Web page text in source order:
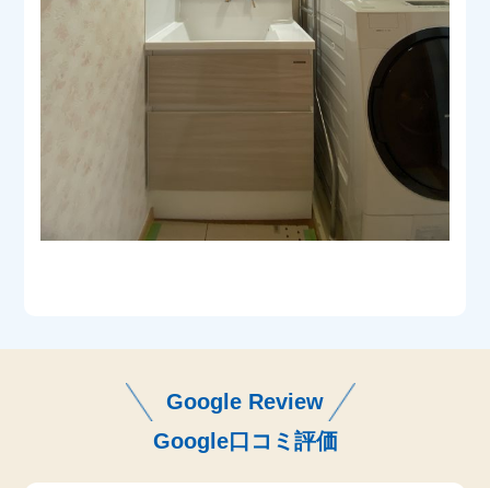
Google Review
Google口コミ評価